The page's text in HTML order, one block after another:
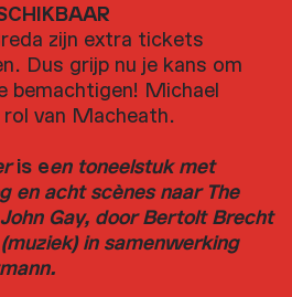
zijn extra tickets
Dus grijp nu je kans om
bemachtigen! Michael
van Macheath.
is een toneelstuk met
en acht scènes naar The
Gay, door Bertolt Brecht
in samenwerking